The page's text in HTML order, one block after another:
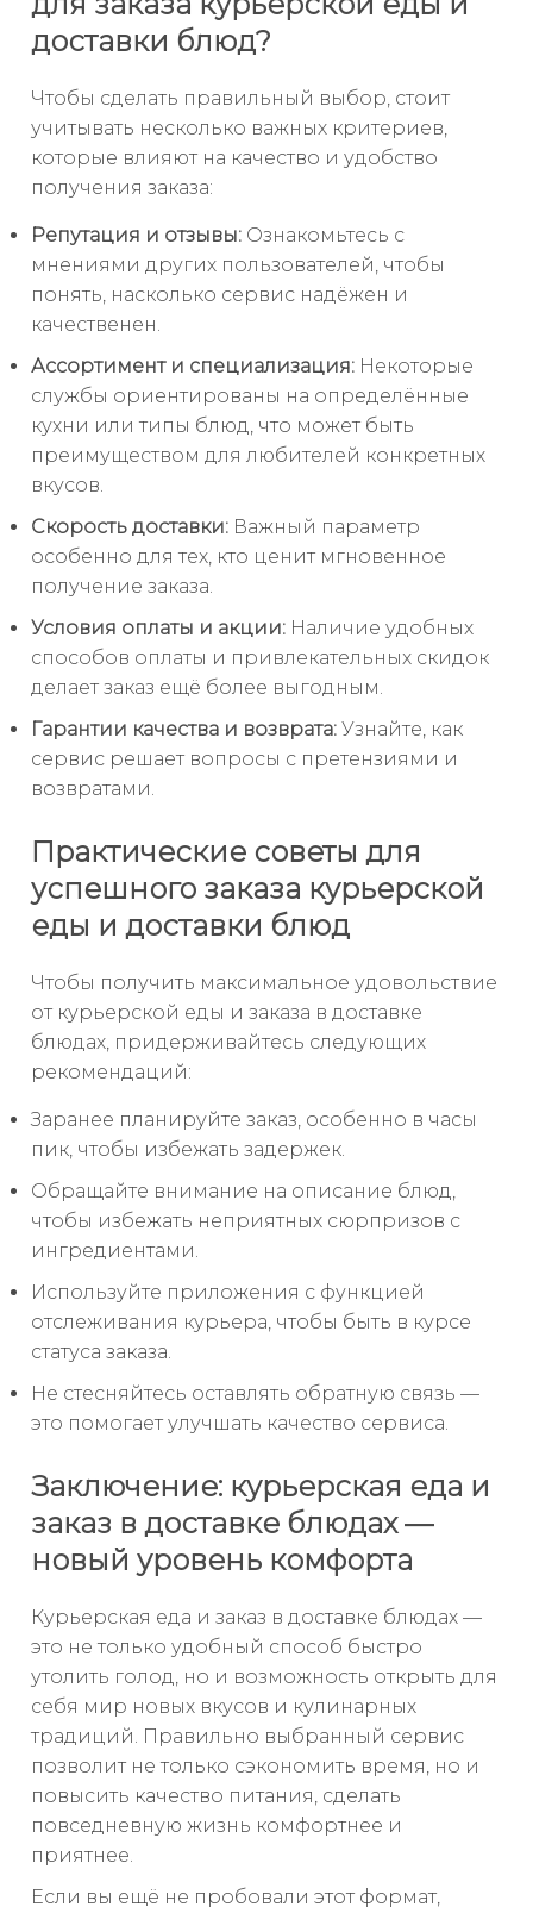
доставки блюд?
Чтобы сделать правильный выбор, стоит
учитывать несколько важных критериев,
которые влияют на качество и удобство
получения заказа:
Репутация и отзывы: Ознакомьтесь с
мнениями других пользователей, чтобы
понять, насколько сервис надёжен и
качественен.
Ассортимент и специализация: Некоторые
службы ориентированы на определённые
кухни или типы блюд, что может быть
преимуществом для любителей конкретных
вкусов.
Скорость доставки: Важный параметр
особенно для тех, кто ценит мгновенное
получение заказа.
Условия оплаты и акции: Наличие удобных
способов оплаты и привлекательных скидок
делает заказ ещё более выгодным.
Гарантии качества и возврата: Узнайте, как
сервис решает вопросы с претензиями и
возвратами.
Практические советы для
успешного заказа курьерской
еды и доставки блюд
Чтобы получить максимальное удовольствие
от курьерской еды и заказа в доставке
блюдах, придерживайтесь следующих
рекомендаций:
Заранее планируйте заказ, особенно в часы
пик, чтобы избежать задержек.
Обращайте внимание на описание блюд,
чтобы избежать неприятных сюрпризов с
ингредиентами.
Используйте приложения с функцией
отслеживания курьера, чтобы быть в курсе
статуса заказа.
Не стесняйтесь оставлять обратную связь —
это помогает улучшать качество сервиса.
Заключение: курьерская еда и
заказ в доставке блюдах —
новый уровень комфорта
Курьерская еда и заказ в доставке блюдах —
это не только удобный способ быстро
утолить голод, но и возможность открыть для
себя мир новых вкусов и кулинарных
традиций. Правильно выбранный сервис
позволит не только сэкономить время, но и
повысить качество питания, сделать
повседневную жизнь комфортнее и
приятнее.
Если вы ещё не пробовали этот формат,